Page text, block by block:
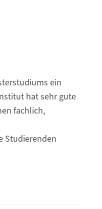
ein
hat sehr gute
fachlich,